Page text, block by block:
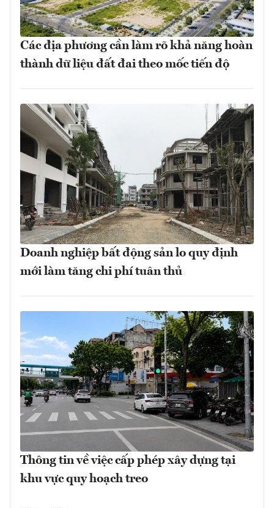
Các địa phương cần làm rõ khả năng hoàn
thành dữ liệu đất đai theo mốc tiến độ
Doanh nghiệp bất động sản lo quy định
mới làm tăng chi phí tuân thủ
Thông tin về việc cấp phép xây dựng tại
khu vực quy hoạch treo